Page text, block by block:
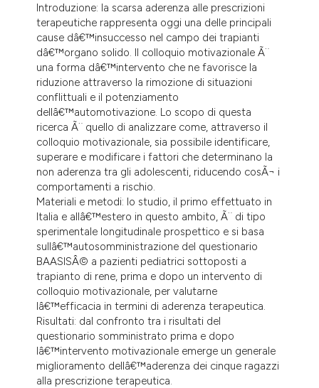
describing whether
mentions, or contrasts
cited claim, and a label
in which section the
was made.
Introduzione: la scarsa aderenza alle prescrizioni
terapeutiche rappresenta oggi una delle principali
cause dâ€™insuccesso nel campo dei trapianti
dâ€™organo solido. Il colloquio motivazionale Ã¨
una forma dâ€™intervento che ne favorisce la
riduzione attraverso la rimozione di situazioni
conflittuali e il potenziamento
dellâ€™automotivazione. Lo scopo di questa
ricerca Ã¨ quello di analizzare come, attraverso il
colloquio motivazionale, sia possibile identificare,
superare e modificare i fattori che determinano la
non aderenza tra gli adolescenti, riducendo cosÃ¬ i
comportamenti a rischio.
Materiali e metodi: lo studio, il primo effettuato in
Italia e allâ€™estero in questo ambito, Ã¨ di tipo
sperimentale longitudinale prospettico e si basa
sullâ€™autosomministrazione del questionario
BAASISÂ© a pazienti pediatrici sottoposti a
trapianto di rene, prima e dopo un intervento di
colloquio motivazionale, per valutarne
lâ€™efficacia in termini di aderenza terapeutica.
Risultati: dal confronto tra i risultati del
questionario somministrato prima e dopo
lâ€™intervento motivazionale emerge un generale
miglioramento dellâ€™aderenza dei cinque ragazzi
alla prescrizione terapeutica.